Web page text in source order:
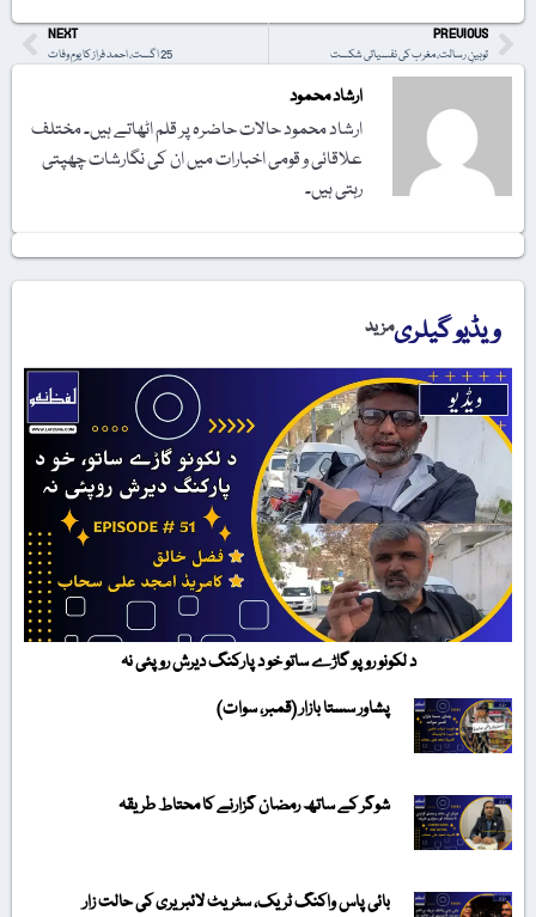
PREVIOUS
توہینِ رسالت، مغرب کی نفسیاتی شکست
NEXT
ارشاد محمود
ارشاد محمود حالات حاضرہ پر قلم اٹھاتے ہیں۔ مختلف
علاقائی و قومی اخبارات میں ان کی نگارشات چھپتی
رہتی ہیں۔
ویڈیو گیلریمزید
د لکونو روپو گاڑے ساتو خو د پارکنگ دیرش روپئی نہ
پشاور سستا بازار (قمبر، سوات)
شوگر کے ساتھ رمضان گزارنے کا محتاط طریقہ
بائی پاس واکنگ ٹریک، سٹریٹ لائبریری کی حالت زار